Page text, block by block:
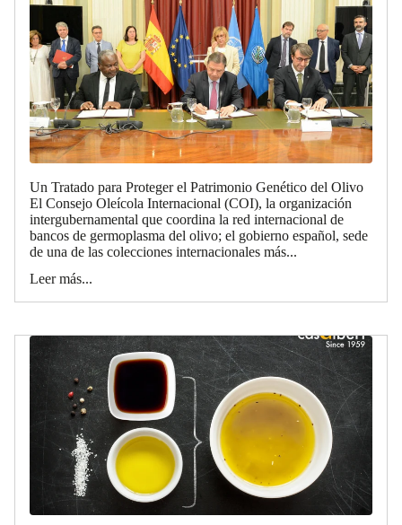
Un Tratado para Proteger el Patrimonio Genético del Olivo
El Consejo Oleícola Internacional (COI), la organización
intergubernamental que coordina la red internacional de
bancos de germoplasma del olivo; el gobierno español, sede
de una de las colecciones internacionales más...
Leer más...